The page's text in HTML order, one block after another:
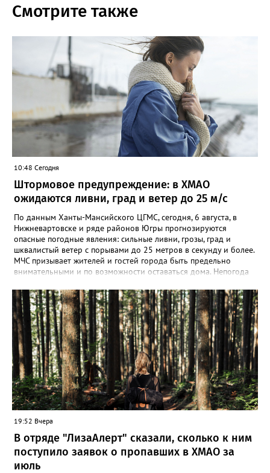
Смотрите также
10:48 Сегодня
Штормовое предупреждение: в ХМАО
ожидаются ливни, град и ветер до 25 м/с
По данным Ханты-Мансийского ЦГМС, сегодня, 6 августа, в
Нижневартовске и ряде районов Югры прогнозируются
опасные погодные явления: сильные ливни, грозы, град и
шквалистый ветер с порывами до 25 метров в секунду и более.
МЧС призывает жителей и гостей города быть предельно
внимательными и по возможности оставаться дома. Непогода
падению деревьев и слабо укреплённых конструкций,
повреждению крыш и рекламных щитов. Ожидаются
осложнения на дорогах — увеличение аварийности, заторы,
сбои в работе светофоров и общественного транспорта. Из-за
обильных осадков возможны подтопления низких участков и
подвалов, а также размыв береговых линий. В зоне риска —
объекты ЖКХ, энергетики и судоходства. Кроме того, град
может повредить автомобили и сельхозкультуры, а грозовые
разряды — объекты без молниезащиты. При ливне спасатели
советуют по возможности оставаться дома и не заходить в
подземные переходы и подвалы — укрывайтесь в зданиях выше
уровня затопления. Если помещение подтапливает, покиньте
его или поднимитесь на верхние этажи, отключив газ и
электричество. Водителям: не пытайтесь проехать через
затопленные участки, остановитесь на обочине с аварийкой и
переждите; при резком подъёме воды покиньте машину и
уйдите на возвышенность.
19:52 Вчера
В отряде "ЛизаАлерт" сказали, сколько к ним
поступило заявок о пропавших в ХМАО за
июль